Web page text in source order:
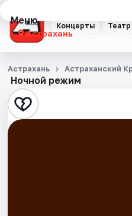
Концерты Театр
Меню
Астрахань
Концерты
Театр
Стендап
Ночной режим
Астрахань Астраханский